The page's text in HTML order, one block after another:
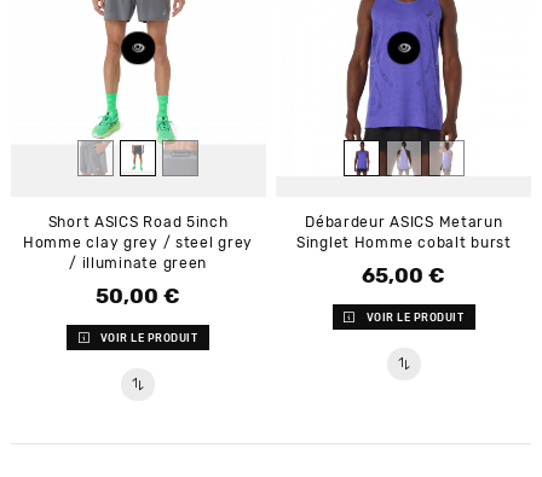
Short ASICS Road 5inch
Homme clay grey / steel grey
/ illuminate green
Prix
50,00 €
VOIR LE PRODUIT
Débardeur ASICS Metarun
Singlet Homme cobalt burst
Prix
65,00 €
VOIR LE PRODUIT